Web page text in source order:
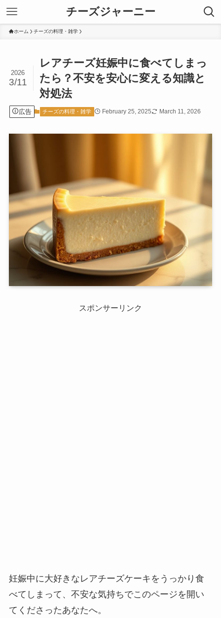
チーズジャーニー
ホーム チーズの料理・雑学
レアチーズ妊娠中に食べてしまっ
たら？不安を安心に変える知識と
対処法
2026
3/11
広告 チーズの料理・雑学 February 25, 2025 March 11, 2026
スポンサーリンク
妊娠中に大好きなレアチーズケーキをうっかり食
べてしまって、不安な気持ちでこのページを開い
てくださったあなたへ。